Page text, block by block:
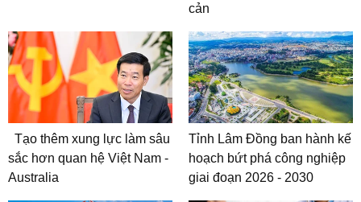
cản
Tạo thêm xung lực làm sâu
sắc hơn quan hệ Việt Nam -
Australia
Tỉnh Lâm Đồng ban hành kế
hoạch bứt phá công nghiệp
giai đoạn 2026 - 2030